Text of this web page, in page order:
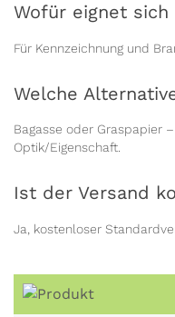
Wofür eignet sich
Für Kennzeichnung und
Welche
Bagasse oder Graspapier
Optik/Eigenschaft.
Ist der Versand
Ja, kostenloser